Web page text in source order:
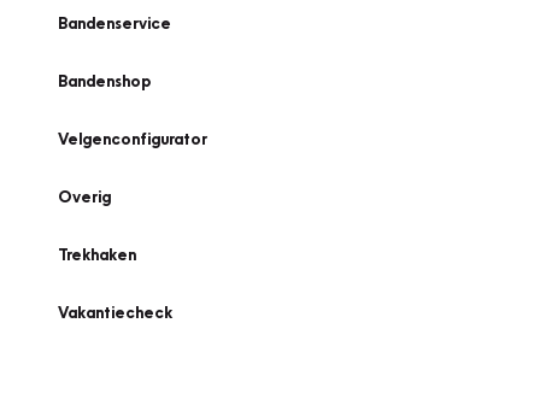
Bandenservice
Bandenshop
Velgenconfigurator
Overig
Trekhaken
Vakantiecheck